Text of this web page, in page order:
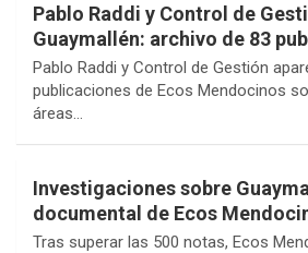
Pablo Raddi y Control de
Guaymallén: archivo de 83
Pablo Raddi y Control de Gestión
publicaciones de Ecos Mendocinos
áreas…
Investigaciones sobre
documental de Ecos
Tras superar las 500 notas, Ecos